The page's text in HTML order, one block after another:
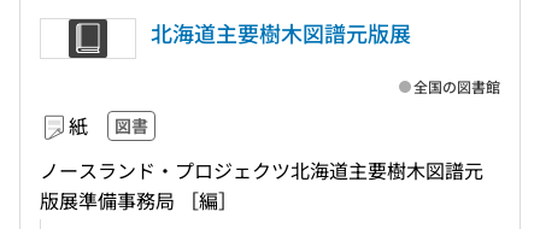
北海道主要樹木図譜元版展
紙 図書
ノースランド・プロジェクツ北海道主要樹木図譜元
版展準備事務局 ［編］
全国の図書館